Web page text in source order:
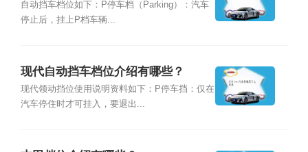
自动挡车档位如下：P停车档（Parking）：汽车
停止后，挂上P档车辆...
现代自动挡车档位介绍有哪些？
现代领动挡位使用说明资料如下：P停车挡：仅在
汽车停住时才可挂入，要退出...